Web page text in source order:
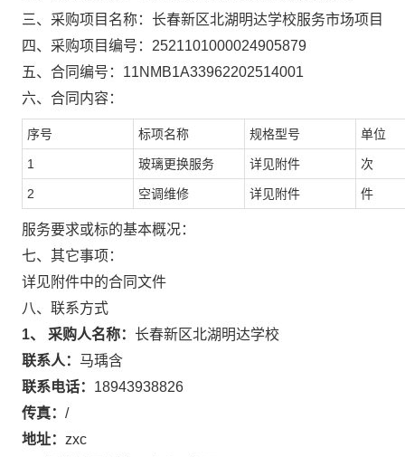
三、采购项目名称： 长春新区北湖明达学校服务市场项目
四、采购项目编号： 2521101000024905879
五、合同编号： 11NMB1A33962202514001
六、合同内容：
序号 标项名称 规格型号 单位
1 玻璃更换服务 详见附件 次
2 空调维修 详见附件 件
服务要求或标的基本概况：
七、其它事项：
详见附件中的合同文件
八、联系方式
1、 采购人名称： 长春新区北湖明达学校
联系人： 马瑀含
联系电话： 18943938826
传真： /
地址： zxc